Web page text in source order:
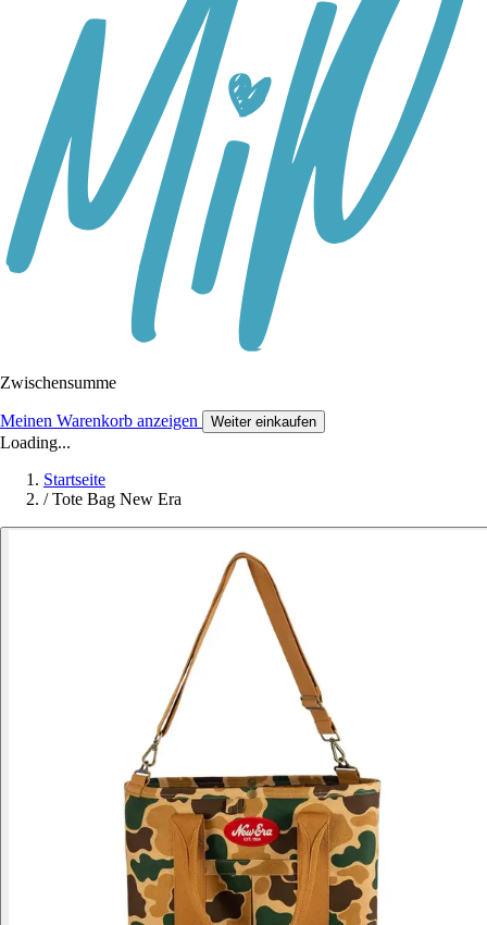
Zwischensumme
Meinen Warenkorb anzeigen Weiter einkaufen
Loading...
Startseite
/ Tote Bag New Era